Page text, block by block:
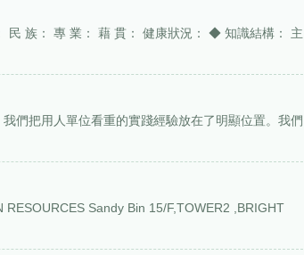
民 族： 專 業： 藉 貫： 健康狀況： ◆ 知識結構： 主
們把用人單位看重的實踐經驗放在了明顯位置。我們
Sandy Bin 15/F,TOWER2 ,BRIGHT